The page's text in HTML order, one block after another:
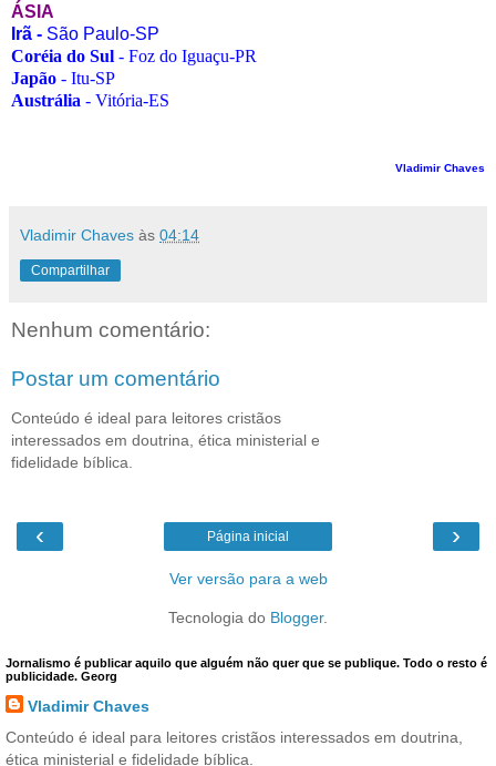
ÁSIA
Irã - São Paulo-SP
Coréia do Sul - Foz do Iguaçu-PR
Japão - Itu-SP
Austrália - Vitória-ES
Vladimir Chaves
Vladimir Chaves às 04:14
Compartilhar
Nenhum comentário:
Postar um comentário
Conteúdo é ideal para leitores cristãos
interessados em doutrina, ética ministerial e
fidelidade bíblica.
‹ ›
Página inicial
Ver versão para a web
Tecnologia do Blogger.
Jornalismo é publicar aquilo que alguém não quer que se publique. Todo o resto é
publicidade. Georg
Vladimir Chaves
Conteúdo é ideal para leitores cristãos interessados em doutrina,
ética ministerial e fidelidade bíblica.